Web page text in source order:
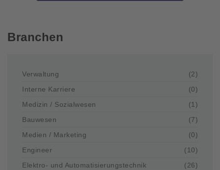
Branchen
Verwaltung
(2)
Interne Karriere
(0)
Medizin / Sozialwesen
(1)
Bauwesen
(7)
Medien / Marketing
(0)
Engineer
(10)
Elektro- und Automatisierungstechnik
(26)